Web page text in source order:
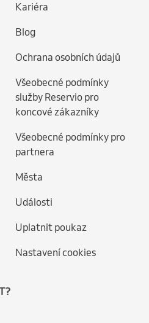
Kariéra
Blog
Ochrana osobních údajů
Všeobecné podmínky
služby Reservio pro
koncové zákazníky
Všeobecné podmínky pro
partnera
Města
Události
Uplatnit poukaz
Nastavení cookies